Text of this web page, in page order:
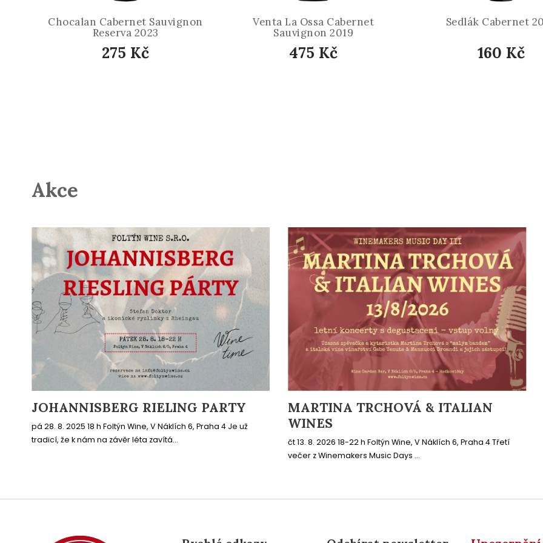
Chocalan Cabernet Sauvignon
Reserva 2023
275 Kč
Venta La Ossa Cabernet
Sauvignon 2019
475 Kč
Sedlák Cabernet
160 Kč
Akce
JOHANNISBERG RIELING PARTY
pá 28. 8. 2025 18 h Foltýn Wine, V Náklích 6, Praha 4 Je už
tradicí, že k nám na závěr léta zavítá...
MARTINA TRCHOVÁ & ITALIAN
WINES
čt 13. 8. 2026 18-22 h Foltýn Wine, V Náklích 6, Praha 4 Třetí
večer z Winemakers Music Days ...